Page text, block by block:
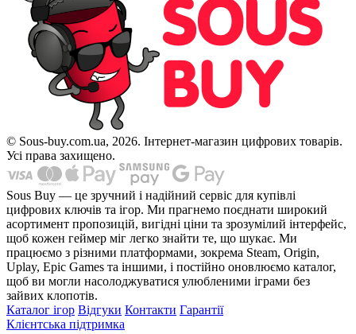
© Sous-buy.com.ua, 2026. Інтернет-магазин цифрових товарів.
Усі права захищено.
Sous Buy — це зручний і надійний сервіс для купівлі
цифрових ключів та ігор. Ми прагнемо поєднати широкий
асортимент пропозицій, вигідні ціни та зрозумілий інтерфейс,
щоб кожен геймер міг легко знайти те, що шукає. Ми
працюємо з різними платформами, зокрема Steam, Origin,
Uplay, Epic Games та іншими, і постійно оновлюємо каталог,
щоб ви могли насолоджуватися улюбленими іграми без
зайвих клопотів.
Каталог ігор Відгуки Контакти Гарантії
Клієнтська підтримка